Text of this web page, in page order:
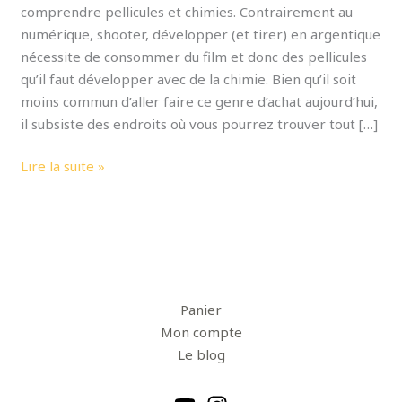
comprendre pellicules et chimies. Contrairement au
numérique, shooter, développer (et tirer) en argentique
nécessite de consommer du film et donc des pellicules
qu’il faut développer avec de la chimie. Bien qu’il soit
moins commun d’aller faire ce genre d’achat aujourd’hui,
il subsiste des endroits où vous pourrez trouver tout […]
Lire la suite »
Panier
Mon compte
Le blog